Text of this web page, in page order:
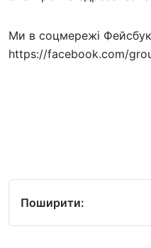
Ми в соцмережі
https://facebook.com/
Поширити: